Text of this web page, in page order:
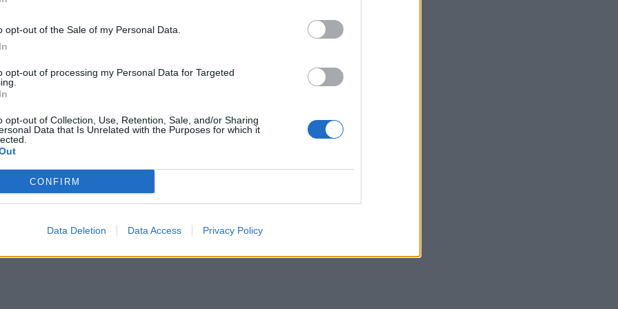
opt-out of the Sale of my Personal Data.
opt-out of processing my Personal Data for Targeted
opt-out of Collection, Use, Retention, Sale, and/or Sharing
Data that Is Unrelated with the Purposes for which it
CONFIRM
Data Deletion Data Access Privacy Policy
ντέρμπι στη Λεωφόρο θα γίνει κεκλεισμένων
ταυτοποιήσει τους οπαδούς που είχαν ρίξει
απαγορεύοντάς τους την είσοδο στο